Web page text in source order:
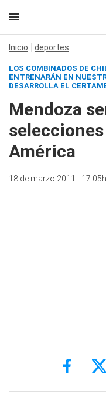
Inicio deportes
LOS COMBINADOS DE
ENTRENARÁN EN
DESARROLLA EL
Mendoza
América
18 de marzo 2011 -